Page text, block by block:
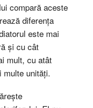
compară aceste
diferența
este mai
și cu cât
mult, cu atât
multe unități.